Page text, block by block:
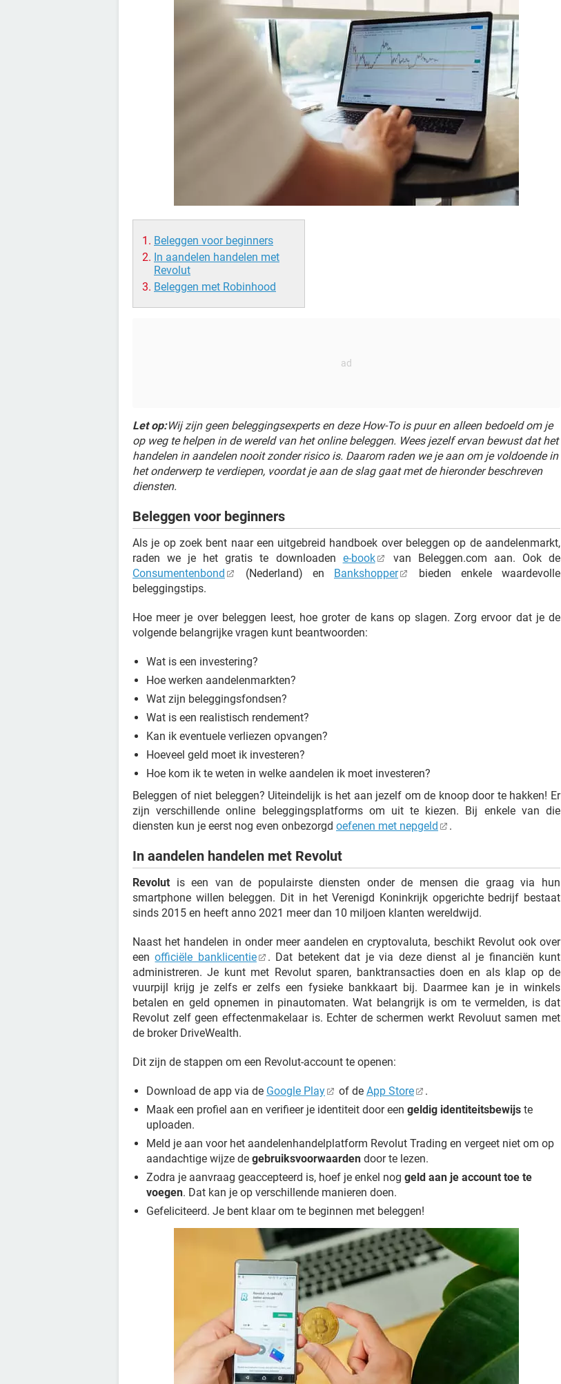
Beleggen voor beginners
In aandelen handelen met
Revolut
Beleggen met Robinhood
Let op:Wij zijn geen beleggingsexperts en deze How-To is puur en alleen bedoeld om je
op weg te helpen in de wereld van het online beleggen. Wees jezelf ervan bewust dat het
handelen in aandelen nooit zonder risico is. Daarom raden we je aan om je voldoende in
het onderwerp te verdiepen, voordat je aan de slag gaat met de hieronder beschreven
diensten.
Beleggen voor beginners
Als je op zoek bent naar een uitgebreid handboek over beleggen op de aandelenmarkt,
raden we je het gratis te downloaden e-book
van Beleggen.com aan. Ook de
Consumentenbond
(Nederland) en Bankshopper
bieden enkele waardevolle
beleggingstips.
Hoe meer je over beleggen leest, hoe groter de kans op slagen. Zorg ervoor dat je de
volgende belangrijke vragen kunt beantwoorden:
Wat is een investering?
Hoe werken aandelenmarkten?
Wat zijn beleggingsfondsen?
Wat is een realistisch rendement?
Kan ik eventuele verliezen opvangen?
Hoeveel geld moet ik investeren?
Hoe kom ik te weten in welke aandelen ik moet investeren?
Beleggen of niet beleggen? Uiteindelijk is het aan jezelf om de knoop door te hakken! Er
zijn verschillende online beleggingsplatforms om uit te kiezen. Bij enkele van die
diensten kun je eerst nog even onbezorgd oefenen met nepgeld .
In aandelen handelen met Revolut
Revolut is een van de populairste diensten onder de mensen die graag via hun
smartphone willen beleggen. Dit in het Verenigd Koninkrijk opgerichte bedrijf bestaat
sinds 2015 en heeft anno 2021 meer dan 10 miljoen klanten wereldwijd.
Naast het handelen in onder meer aandelen en cryptovaluta, beschikt Revolut ook over
eenofficiële banklicentie
. Dat betekent dat je via deze dienst al je financiën kunt
administreren. Je kunt met Revolut sparen, banktransacties doen en als klap op de
vuurpijl krijg je zelfs er zelfs een fysieke bankkaart bij. Daarmee kan je in winkels
betalen en geld opnemen in pinautomaten. Wat belangrijk is om te vermelden, is dat
Revolut zelf geen effectenmakelaar is. Echter de schermen werkt Revoluut samen met
de broker DriveWealth.
Dit zijn de stappen om een Revolut-account te openen:
Download de app via de Google Play of de App Store
.
Maak een profiel aan en verifieer je identiteit door een geldig identiteitsbewijs te
uploaden.
Meld je aan voor het aandelenhandelplatform Revolut Trading en vergeet niet om op
aandachtige wijze de gebruiksvoorwaarden door te lezen.
Zodra je aanvraag geaccepteerd is, hoef je enkel nog geld aan je account toe te
voegen. Dat kan je op verschillende manieren doen.
Gefeliciteerd. Je bent klaar om te beginnen met beleggen!